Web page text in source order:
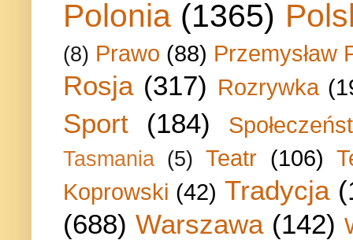
Polonia (1365)
(8) Prawo (88) Przemysław
Rosja (317) Rozrywka
Sport (184)
Tasmania (5) Teatr (106)
Koprowski (42) Tradycja
(688) Warszawa (142)